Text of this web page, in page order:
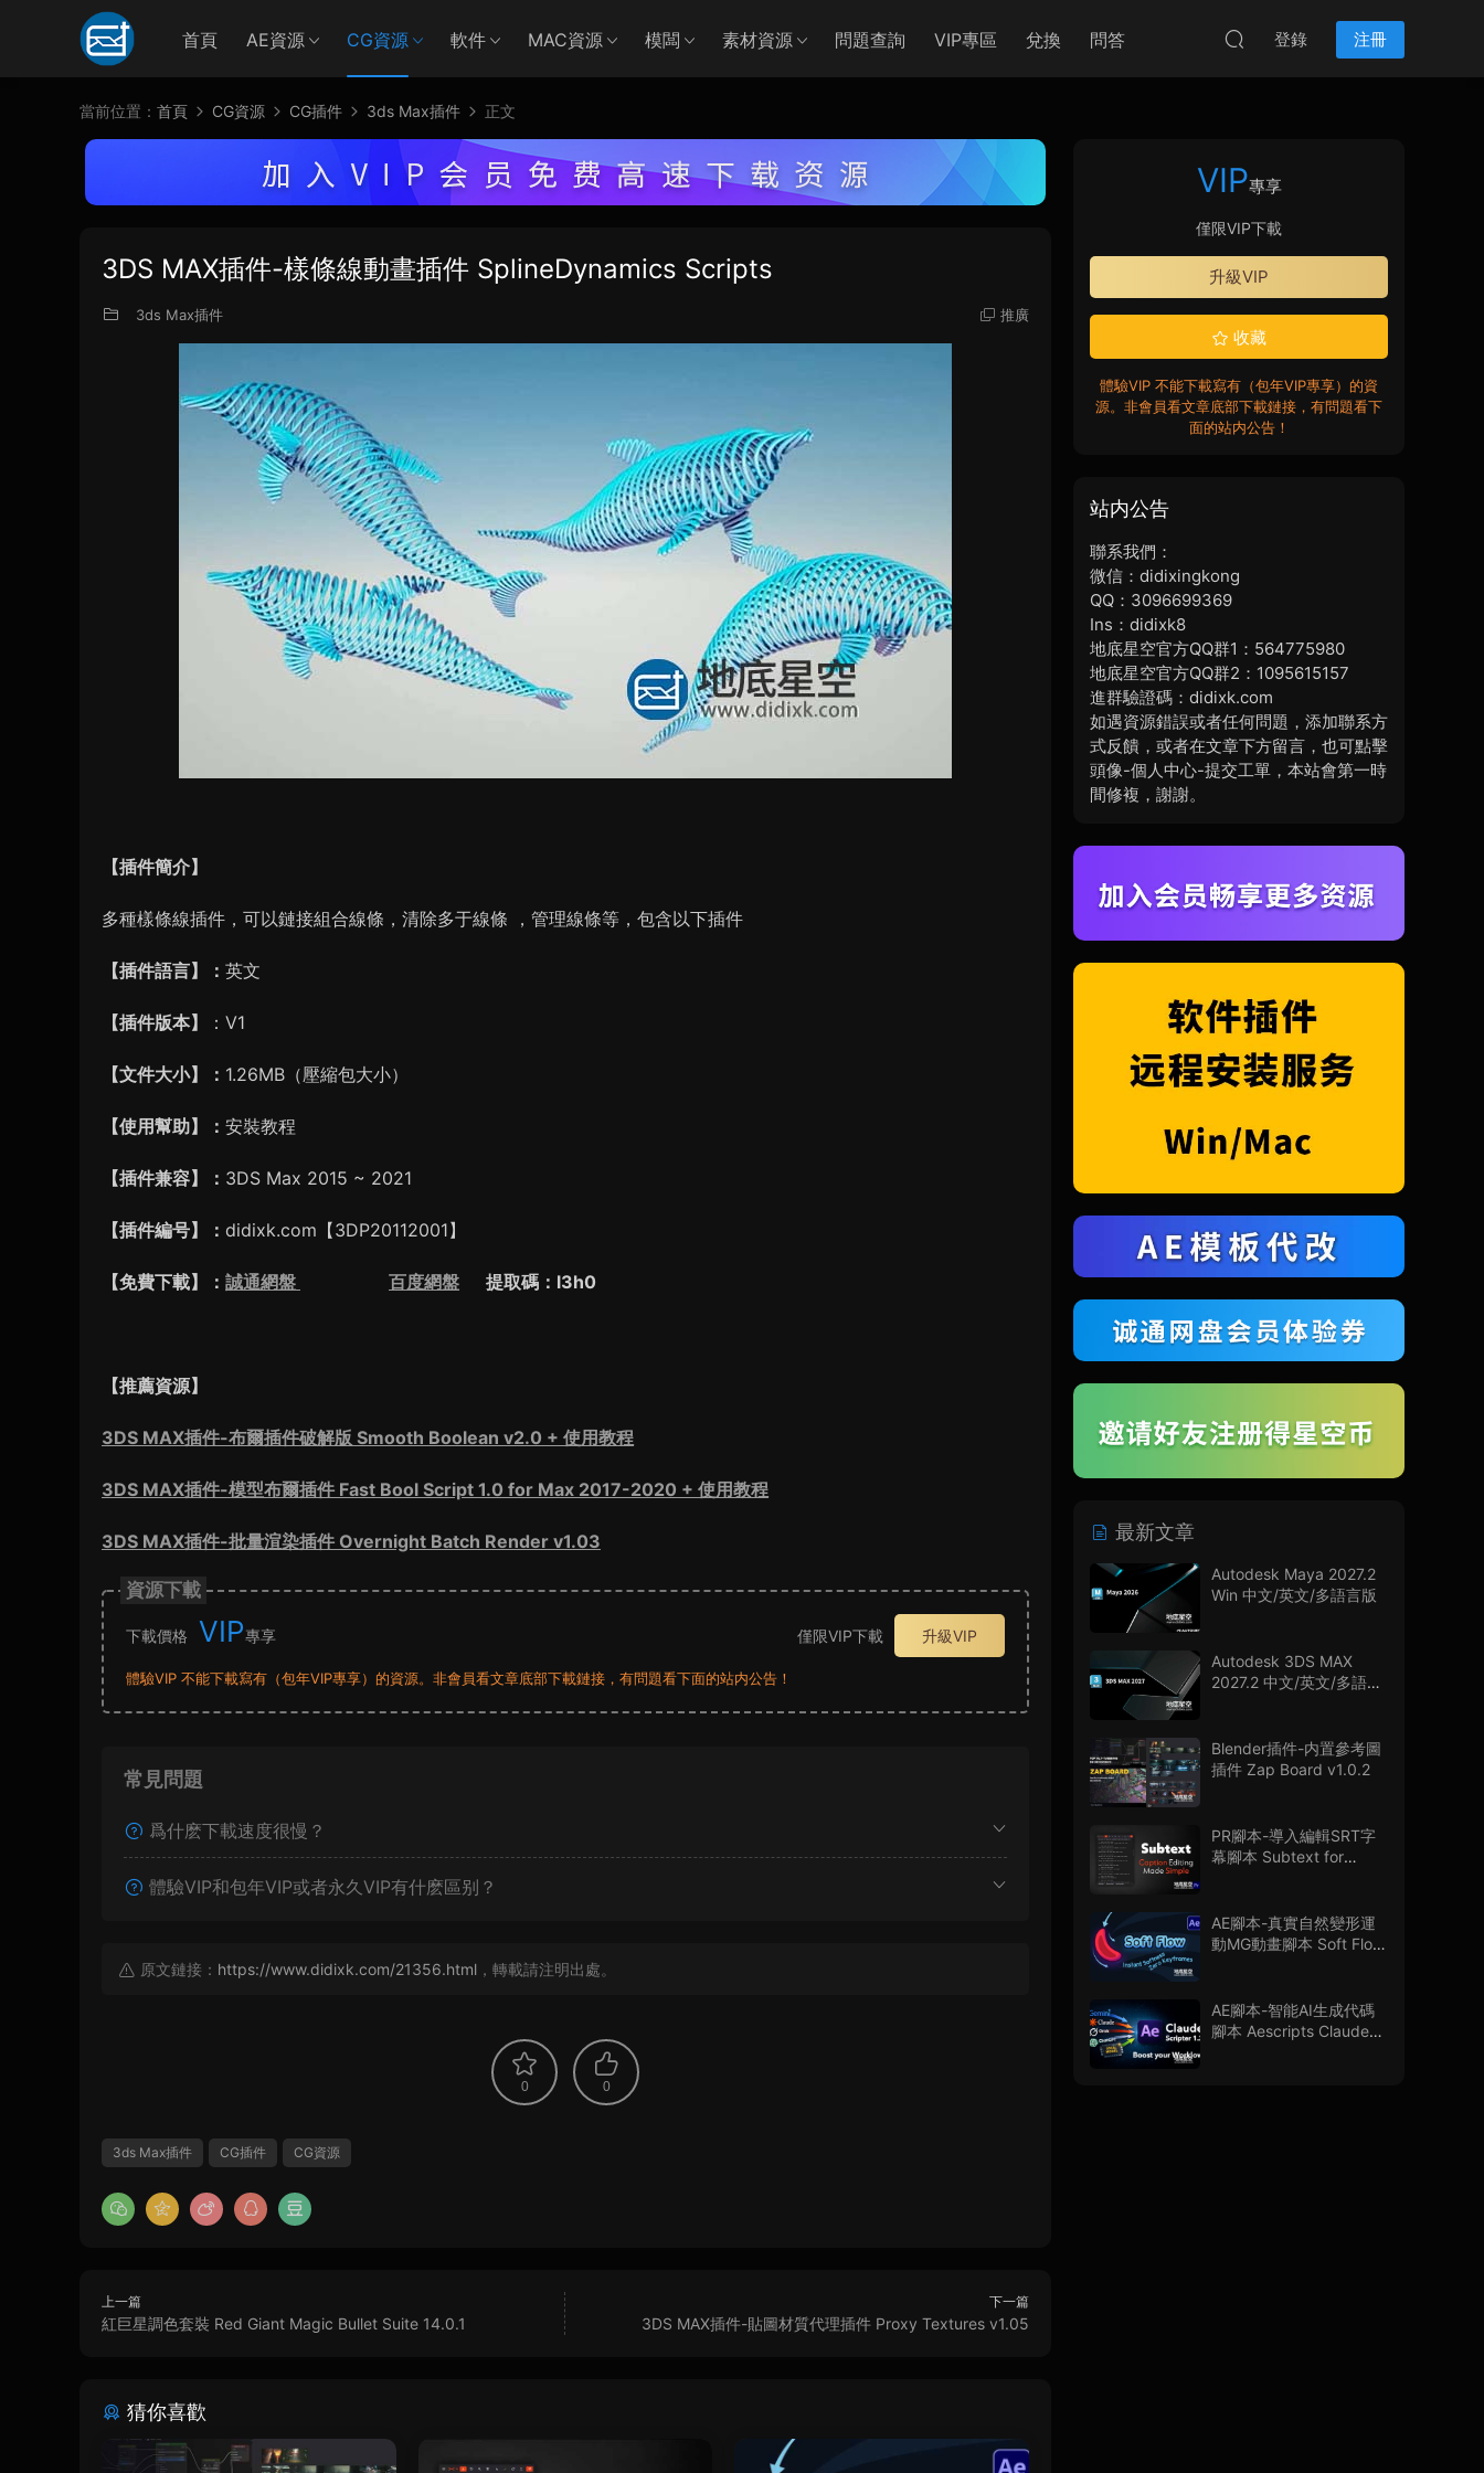
首頁 AE資源 CG資源 軟件 MAC資源 模闆 素材資源 問題查詢 VIP專區 兌換 問答 登錄 注冊
當前位置： 首頁 CG資源 CG插件 3ds Max插件 正文
3DS MAX插件-樣條線動畫插件 SplineDynamics Scripts
3ds Max插件 推廣
【插件簡介】
多種樣條線插件，可以鏈接組合線條，清除多于線條 ，管理線條等，包含以下插件
【插件語言】： 英文
【插件版本】 ：V1
【文件大小】： 1.26MB（壓縮包大小）
【使用幫助】： 安裝教程
【插件兼容】： 3DS Max 2015 ~ 2021
【插件編号】： didixk.com【3DP20112001】
【免費下載】： 誠通網盤 百度網盤 提取碼：l3h0
【推薦資源】
3DS MAX插件-布爾插件破解版 Smooth Boolean v2.0 + 使用教程
3DS MAX插件-模型布爾插件 Fast Bool Script 1.0 for Max 2017-2020 + 使用教程
3DS MAX插件-批量渲染插件 Overnight Batch Render v1.03
資源下載
下載價格 VIP專享 僅限VIP下載 升級VIP
體驗VIP 不能下載寫有（包年VIP專享）的資源。非會員看文章底部下載鏈接，有問題看下面的站内公告！
常見問題
爲什麽下載速度很慢？
體驗VIP和包年VIP或者永久VIP有什麽區别？
原文鏈接： https://www.didixk.com/21356.html ，轉載請注明出處。
0 0
3ds Max插件 CG插件 CG資源
上一篇
紅巨星調色套裝 Red Giant Magic Bullet Suite 14.0.1
下一篇
3DS MAX插件-貼圖材質代理插件 Proxy Textures v1.05
猜你喜歡
VIP專享
僅限VIP下載
升級VIP
收藏
體驗VIP 不能下載寫有（包年VIP專享）的資
源。非會員看文章底部下載鏈接，有問題看下
面的站内公告！
站内公告
聯系我們：
微信：didixingkong
QQ：3096699369
Ins：didixk8
地底星空官方QQ群1：564775980
地底星空官方QQ群2：1095615157
進群驗證碼：didixk.com
如遇資源錯誤或者任何問題，添加聯系方
式反饋，或者在文章下方留言，也可點擊
頭像-個人中心-提交工單，本站會第一時
間修複，謝謝。
最新文章
Autodesk Maya 2027.2
Win 中文/英文/多語言版
Autodesk 3DS MAX
2027.2 中文/英文/多語言
Blender插件-内置參考圖
插件 Zap Board v1.0.2
PR腳本-導入編輯SRT字
幕腳本 Subtext for
AE腳本-真實自然變形運
動MG動畫腳本 Soft Flow
AE腳本-智能AI生成代碼
腳本 Aescripts Claude